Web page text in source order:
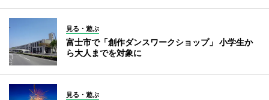
見る・遊ぶ
富士市で「創作ダンスワークショップ」 小学生か
ら大人までを対象に
見る・遊ぶ